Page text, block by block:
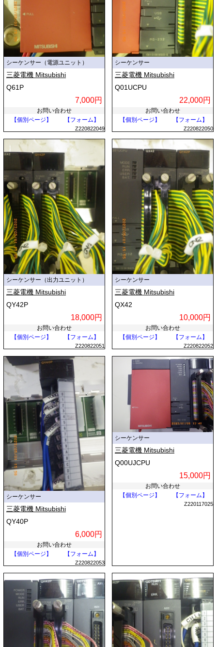
シーケンサー（電源ユニット）
三菱電機 Mitsubishi
Q61P
7,000円
お問い合わせ
【個別ページ】
【フォーム】
Z220822049
シーケンサー
三菱電機 Mitsubishi
Q01UCPU
22,000円
お問い合わせ
【個別ページ】
【フォーム】
Z220822050
シーケンサー（出力ユニット）
三菱電機 Mitsubishi
QY42P
18,000円
お問い合わせ
【個別ページ】
【フォーム】
Z220822051
シーケンサー
三菱電機 Mitsubishi
QX42
10,000円
お問い合わせ
【個別ページ】
【フォーム】
Z220822052
シーケンサー
三菱電機 Mitsubishi
QY40P
6,000円
お問い合わせ
【個別ページ】
【フォーム】
Z220822053
シーケンサー
三菱電機 Mitsubishi
Q00UJCPU
15,000円
お問い合わせ
【個別ページ】
【フォーム】
Z220117025